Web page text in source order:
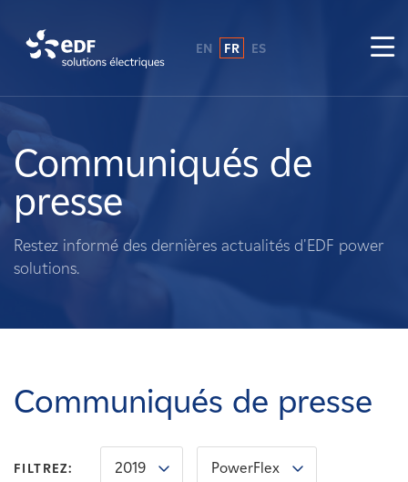
A propos de nous
Ce que nous faisons
Propriétaires fonciers
Carrières
Nouvelles
EN FR ES
Communiqués de
presse
Restez informé des dernières actualités d'EDF power
solutions.
Communiqués de presse
FILTREZ: 2019 PowerFlex